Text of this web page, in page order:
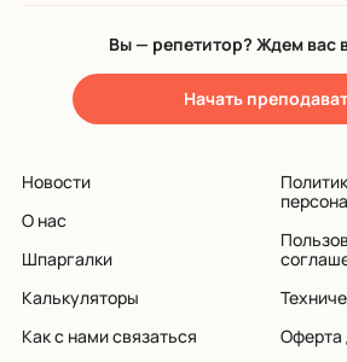
Вы — репетитор? Ждем вас
Начать
Новости
О нас
Шпаргалки
Калькуляторы
Как с нами связаться
Оферта